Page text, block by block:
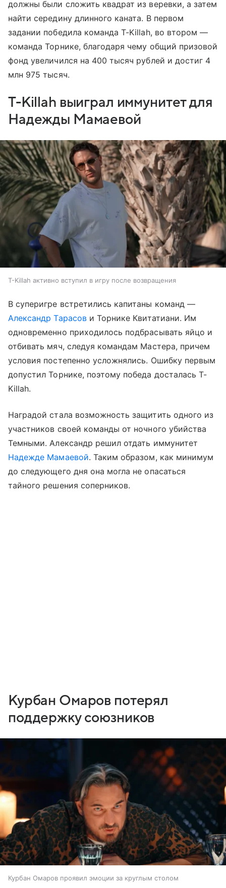
должны были сложить квадрат из веревки, а затем
найти середину длинного каната. В первом
задании победила команда T-Killah, во втором —
команда Торнике, благодаря чему общий призовой
фонд увеличился на 400 тысяч рублей и достиг 4
млн 975 тысяч.
T-Killah выиграл иммунитет для
Надежды Мамаевой
T-Killah активно вступил в игру после возвращения
В суперигре встретились капитаны команд —
Александр Тарасови Торнике Квитатиани. Им
одновременно приходилось подбрасывать яйцо и
отбивать мяч, следуя командам Мастера, причем
условия постепенно усложнялись. Ошибку первым
допустил Торнике, поэтому победа досталась T-
Killah.
Наградой стала возможность защитить одного из
участников своей команды от ночного убийства
Темными. Александр решил отдать иммунитет
Надежде Мамаевой. Таким образом, как минимум
до следующего дня она могла не опасаться
тайного решения соперников.
Курбан Омаров потерял
поддержку союзников
Курбан Омаров проявил эмоции за круглым столом